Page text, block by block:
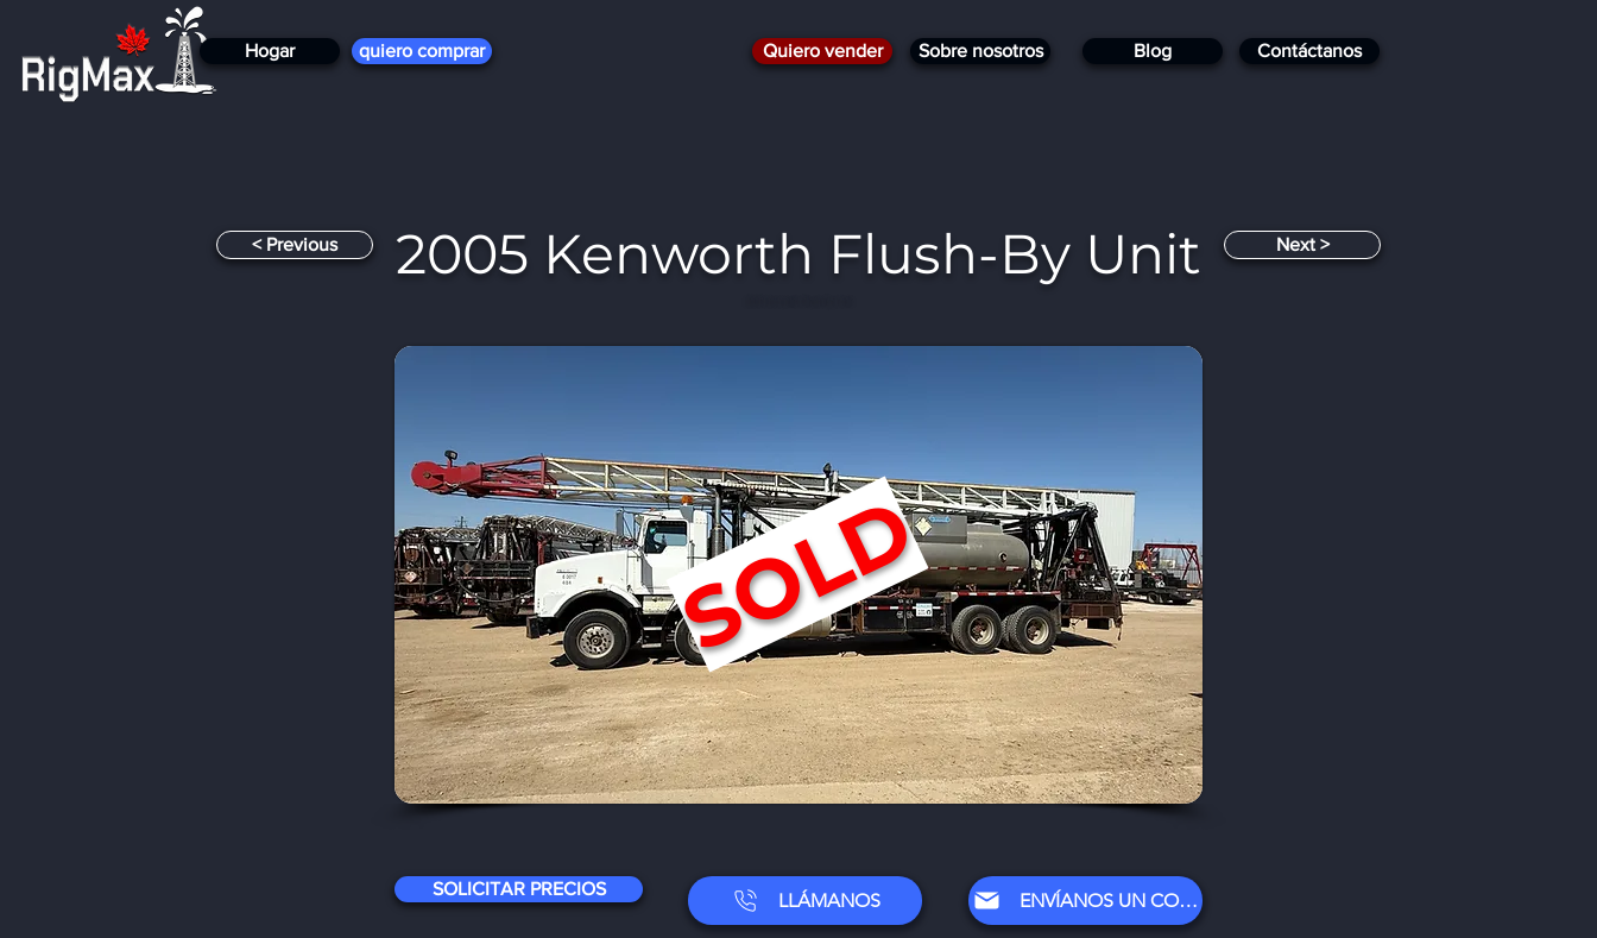
quiero comprar Quiero vender Sobre nosotros Blog Contáctanos
Hogar
< Previous 2005 Kenworth Flush-By Unit < Next
SOLD
SOLICITAR PRECIOS
LLÁMANOS ENVÍANOS UN CORREO ELECTRÓNICO